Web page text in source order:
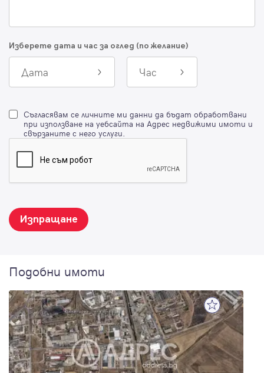
Изберете дата и час за оглед (по желание)
Дата Час
Съгласявам се личните ми данни да бъдат обработвани
при използване на уебсайта на Адрес недвижими имоти и
свързаните с него услуги.
Изпращане
Подобни имоти